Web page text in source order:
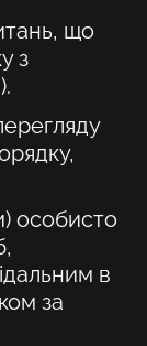
що
з
особисто
в
за